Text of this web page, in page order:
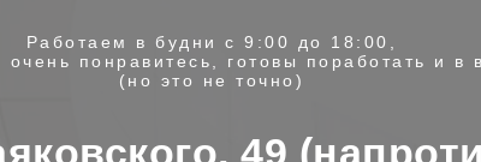
Работаем в будни с 9:00 до 18:00,
понравитесь, готовы поработать и в
(но это не точно)
49